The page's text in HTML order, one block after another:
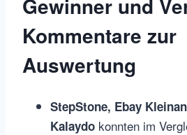
Gewinner und
Kommentare zur
Auswertung
StepStone, Ebay
Kalaydo konnten im